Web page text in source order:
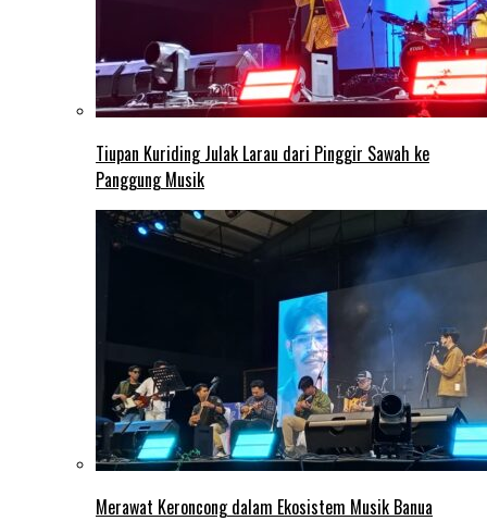
Tiupan Kuriding Julak Larau dari Pinggir Sawah ke
Panggung Musik
Merawat Keroncong dalam Ekosistem Musik Banua